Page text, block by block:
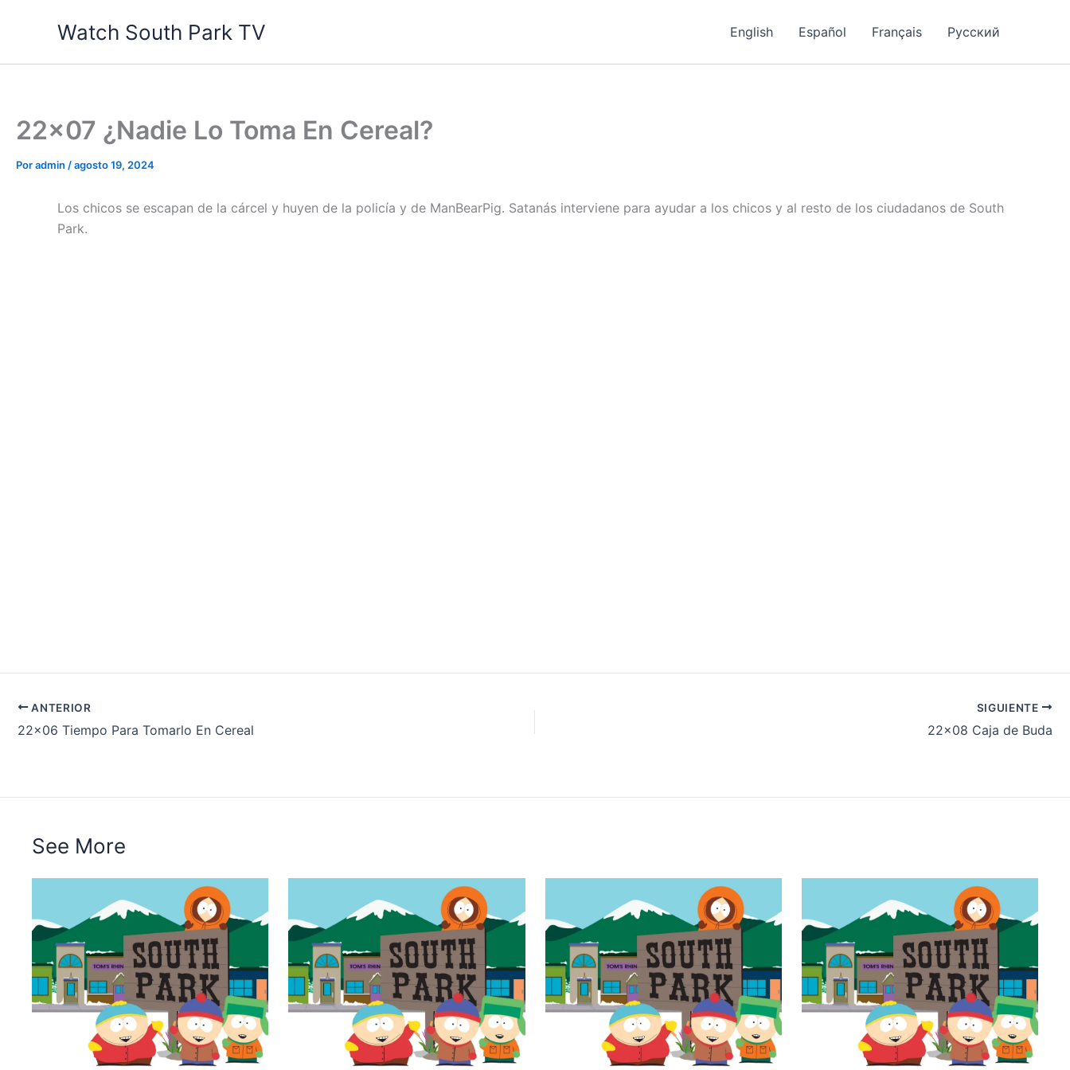
Watch South Park TV English Español Français Русский
22×07 ¿Nadie Lo Toma En Cereal?
Poradmin /agosto 19, 2024
Los chicos se escapan de la cárcel y huyen de la policía y de ManBearPig. Satanás interviene para ayudar a los chicos y al resto de los ciudadanos de South
Park.
ANTERIOR
22×06 Tiempo Para Tomarlo En Cereal
SIGUIENTE
22×08 Caja de Buda
See More